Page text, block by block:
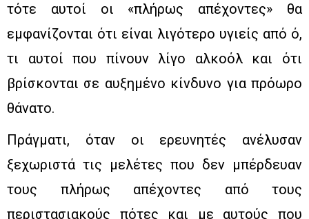
τότε αυτοί οι «πλήρως απέχοντες» θα
εμφανίζονται ότι είναι λιγότερο υγιείς από ό,
τι αυτοί που πίνουν λίγο αλκοόλ και ότι
βρίσκονται σε αυξημένο κίνδυνο για πρόωρο
θάνατο.
Πράγματι, όταν οι ερευνητές ανέλυσαν
ξεχωριστά τις μελέτες που δεν μπέρδευαν
τους πλήρως απέχοντες από τους
περιστασιακούς πότες και με αυτούς που